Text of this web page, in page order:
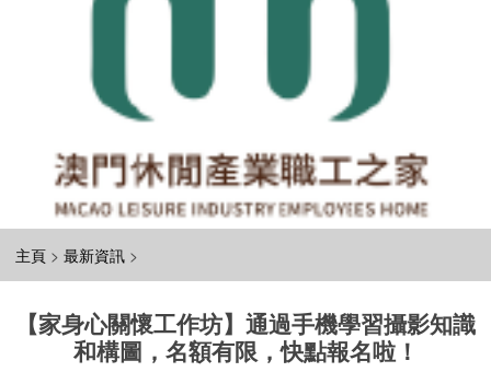
主頁 > 最新資訊 >
【家身心關懷工作坊】通過手機學習攝影知識
和構圖，名額有限，快點報名啦！